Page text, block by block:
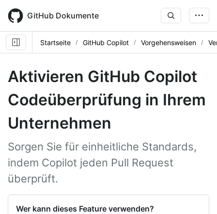
main
content
GitHub Dokumente
Startseite GitHub Copilot Vorgehensweisen
Aktivieren GitHub Copilot
Codeüberprüfung in Ihrem
Unternehmen
Sorgen Sie für einheitliche Standards,
indem Copilot jeden Pull Request
überprüft.
Wer kann dieses Feature verwenden?